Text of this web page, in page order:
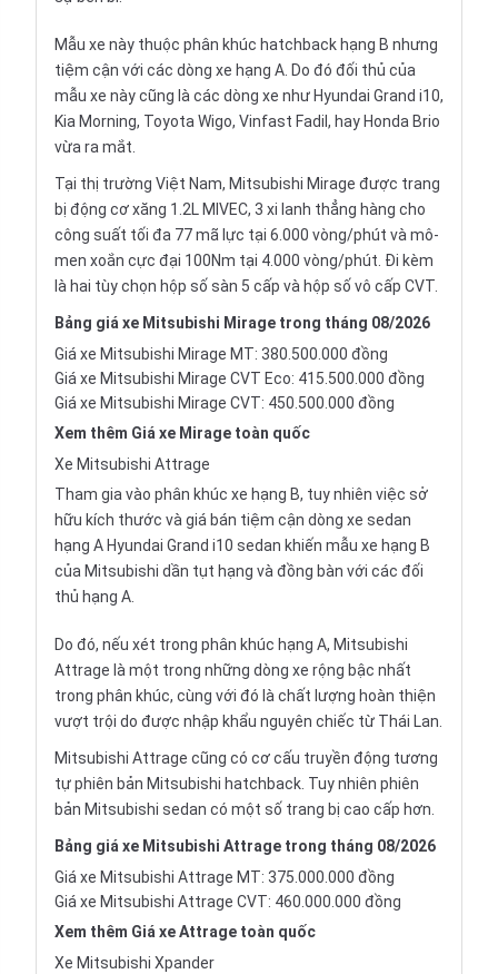
Mẫu xe này thuộc phân khúc hatchback hạng B nhưng
tiệm cận với các dòng xe hạng A. Do đó đối thủ của
mẫu xe này cũng là các dòng xe như Hyundai Grand i10,
Kia Morning, Toyota Wigo, Vinfast Fadil, hay Honda Brio
vừa ra mắt.
Tại thị trường Việt Nam, Mitsubishi Mirage được trang
bị động cơ xăng 1.2L MIVEC, 3 xi lanh thẳng hàng cho
công suất tối đa 77 mã lực tại 6.000 vòng/phút và mô-
men xoắn cực đại 100Nm tại 4.000 vòng/phút. Đi kèm
là hai tùy chọn hộp số sàn 5 cấp và hộp số vô cấp CVT.
Bảng giá xe Mitsubishi Mirage trong tháng 08/2026
Giá xe Mitsubishi Mirage MT: 380.500.000 đồng
Giá xe Mitsubishi Mirage CVT Eco: 415.500.000 đồng
Giá xe Mitsubishi Mirage CVT: 450.500.000 đồng
Xem thêm Giá xe Mirage toàn quốc
Xe Mitsubishi Attrage
Tham gia vào phân khúc xe hạng B, tuy nhiên việc sở
hữu kích thước và giá bán tiệm cận dòng xe sedan
hạng A Hyundai Grand i10 sedan khiến mẫu xe hạng B
của Mitsubishi dần tụt hạng và đồng bàn với các đối
thủ hạng A.
Do đó, nếu xét trong phân khúc hạng A, Mitsubishi
Attrage là một trong những dòng xe rộng bậc nhất
trong phân khúc, cùng với đó là chất lượng hoàn thiện
vượt trội do được nhập khẩu nguyên chiếc từ Thái Lan.
Mitsubishi Attrage cũng có cơ cấu truyền động tương
tự phiên bản Mitsubishi hatchback. Tuy nhiên phiên
bản Mitsubishi sedan có một số trang bị cao cấp hơn.
Bảng giá xe Mitsubishi Attrage trong tháng 08/2026
Giá xe Mitsubishi Attrage MT: 375.000.000 đồng
Giá xe Mitsubishi Attrage CVT: 460.000.000 đồng
Xem thêm Giá xe Attrage toàn quốc
Xe Mitsubishi Xpander